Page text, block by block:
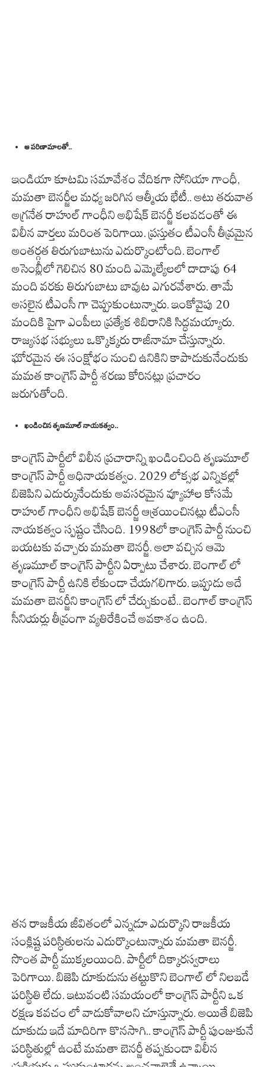
ఆ పరిణామాలతో..
ఇండియా కూటమి సమావేశం వేదికగా సోనియా గాంధీ,
మమతా బెనర్జీల మధ్య జరిగిన ఆత్మీయ భేటీ.. అటు తరువాత
అగ్రనేత రాహుల్ గాంధీని అభిషేక్ బెనర్జీ కలవడంతో ఈ
విలీన వార్తలు మరింత పెరిగాయి. ప్రస్తుతం టీఎంసీ తీవ్రమైన
అంతర్గత తిరుగుబాటును ఎదుర్కొంటోంది. బెంగాల్
అసెంబ్లీలో గెలిచిన 80 మంది ఎమ్మెల్యేలలో దాదాపు 64
మంది వరకు తిరుగుబాటు బావుట ఎగురవేశారు. తామే
అసలైన టీఎంసీ గా చెప్పుకుంటున్నారు. ఇంకోవైపు 20
మందికి పైగా ఎంపీలు ప్రత్యేక శిబిరానికి సిద్ధమయ్యారు.
రాజ్యసభ సభ్యులు ఒక్కొక్కరు రాజీనామా చేస్తున్నారు.
ఘోరమైన ఈ సంక్షోభం నుంచి ఉనికిని కాపాడుకునేందుకు
మమత కాంగ్రెస్ పార్టీ శరణు కోరినట్లు ప్రచారం
జరుగుతోంది.
ఖండించిన తృణమూల్ నాయకత్వం..
కాంగ్రెస్ పార్టీలో విలీన ప్రచారాన్ని ఖండించింది తృణమూల్
కాంగ్రెస్ పార్టీ అధినాయకత్వం. 2029 లోక్సభ ఎన్నికల్లో
బిజెపిని ఎదుర్కునేందుకు అవసరమైన వ్యూహాల కోసమే
రాహుల్ గాంధీని అభిషేక్ బెనర్జీ ఆశ్రయించినట్లు టీఎంసీ
నాయకత్వం స్పష్టం చేసింది. 1998లో కాంగ్రెస్ పార్టీ నుంచి
బయటకు వచ్చారు మమతా బెనర్జీ. అలా వచ్చిన ఆమె
తృణమూల్ కాంగ్రెస్ పార్టీని ఏర్పాటు చేశారు. బెంగాల్ లో
కాంగ్రెస్ పార్టీ ఉనికి లేకుండా చేయగలిగారు. ఇప్పుడు అదే
మమతా బెనర్జీని కాంగ్రెస్ లో చేర్చుకుంటే.. బెంగాల్ కాంగ్రెస్
సీనియర్లు తీవ్రంగా వ్యతిరేకించే అవకాశం ఉంది.
తన రాజకీయ జీవితంలో ఎన్నడూ ఎదుర్కొని రాజకీయ
సంక్లిష్ట పరిస్థితులను ఎదుర్కొంటున్నారు మమతా బెనర్జీ.
సొంత పార్టీ ముక్కలయింది. పార్టీలో దిక్కారస్వరాలు
పెరిగాయి. బిజెపి దూకుడును తట్టుకొని బెంగాల్ లో నిలబడే
పరిస్థితి లేదు. ఇటువంటి సమయంలో కాంగ్రెస్ పార్టీని ఒక
రక్షణ కవచం లో వాడుకోవాలని చూస్తున్నారు. అయితే బిజెపి
దూకుడు ఇదే మాదిరిగా కొనసాగి.. కాంగ్రెస్ పార్టీ పుంజుకునే
పరిస్థితుల్లో ఉంటే మమతా బెనర్జీ తప్పకుండా విలీన